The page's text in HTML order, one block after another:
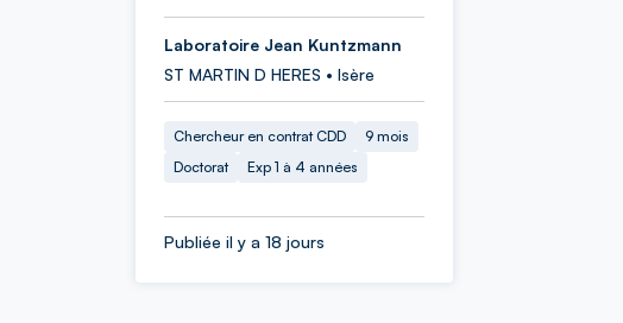
Laboratoire Jean Kuntzmann
ST MARTIN D HERES • Isère
Chercheur en contrat CDD
9 mois
Doctorat
Exp 1 à 4 années
Publiée il y a 18 jours